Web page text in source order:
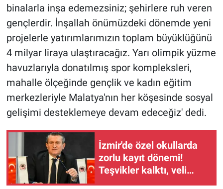
binalarla inşa edemezsiniz; şehirlere ruh veren
gençlerdir. İnşallah önümüzdeki dönemde yeni
projelerle yatırımlarımızın toplam büyüklüğünü
4 milyar liraya ulaştıracağız. Yarı olimpik yüzme
havuzlarıyla donatılmış spor kompleksleri,
mahalle ölçeğinde gençlik ve kadın eğitim
merkezleriyle Malatya'nın her köşesinde sosyal
gelişimi desteklemeye devam edeceğiz' dedi.
İzmir'de özel okullarda
zorlu kayıt dönemi!
Teşvikler kalktı, veli
devlet okuluna yöneldi